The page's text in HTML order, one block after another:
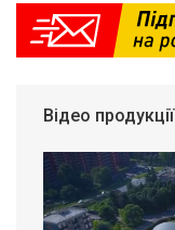
Відео продукції